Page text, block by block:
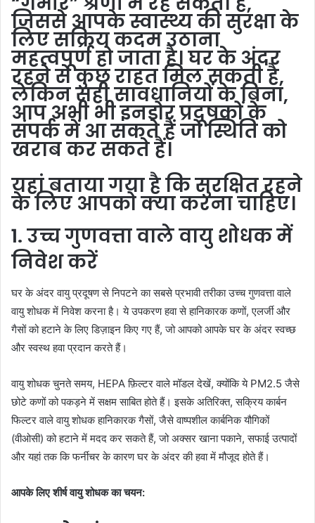
जिससे आपके स्वास्थ्य की सुरक्षा के
लिए सक्रिय कदम उठाना
महत्वपूर्ण हो जाता है। घर के अंदर
रहने से कुछ राहत मिल सकती है,
लेकिन सही सावधानियों के बिना,
आप अभी भी इनडोर प्रदूषकों के
संपर्क में आ सकते हैं जो स्थिति को
खराब कर सकते हैं।
यहां बताया गया है कि सुरक्षित रहने
के लिए आपको क्या करना चाहिए।
1. उच्च गुणवत्ता वाले वायु शोधक में
निवेश करें
घर के अंदर वायु प्रदूषण से निपटने का सबसे प्रभावी तरीका उच्च गुणवत्ता वाले
वायु शोधक में निवेश करना है। ये उपकरण हवा से हानिकारक कणों, एलर्जी और
गैसों को हटाने के लिए डिज़ाइन किए गए हैं, जो आपको आपके घर के अंदर स्वच्छ
और स्वस्थ हवा प्रदान करते हैं।
वायु शोधक चुनते समय, HEPA फ़िल्टर वाले मॉडल देखें, क्योंकि ये PM2.5 जैसे
छोटे कणों को पकड़ने में सक्षम साबित होते हैं। इसके अतिरिक्त, सक्रिय कार्बन
फिल्टर वाले वायु शोधक हानिकारक गैसों, जैसे वाष्पशील कार्बनिक यौगिकों
(वीओसी) को हटाने में मदद कर सकते हैं, जो अक्सर खाना पकाने, सफाई उत्पादों
और यहां तक ​​​​कि फर्नीचर के कारण घर के अंदर की हवा में मौजूद होते हैं।
आपके लिए शीर्ष वायु शोधक का चयन: